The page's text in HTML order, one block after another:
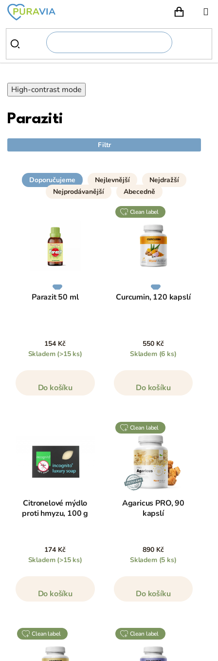
Přejít
obsah
High-contrast mode
Paraziti
Filtr
Doporučujeme Nejlevnější
Nejdražší
Nejprodávanější
Abecedně
Parazit 50 ml
154 Kč
Skladem (>15 ks)
Do košíku
clean label
Curcumin, 120 kapslí
550 Kč
Skladem (6 ks)
Do košíku
Citronelové mýdlo
proti hmyzu, 100 g
174 Kč
Skladem (>15 ks)
Do košíku
clean label
Agaricus PRO, 90
kapslí
890 Kč
Skladem (5 ks)
Do košíku
clean label clean label